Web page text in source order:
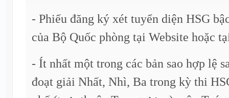
- Phiếu đăng ký xét tuyển diện HSG
của Bộ Quốc phòng tại Website hoặc
- Ít nhất một trong các bản sao hợp lệ
đoạt giải Nhất, Nhì, Ba trong kỳ thi